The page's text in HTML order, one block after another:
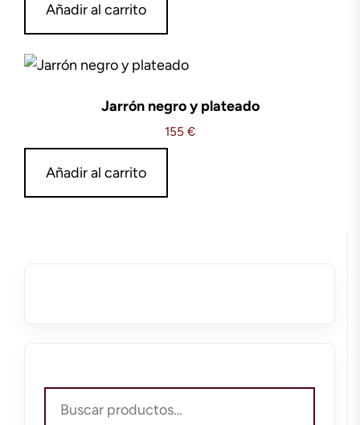
Añadir al carrito
Jarrón negro y plateado
155 €
Añadir al carrito
por: